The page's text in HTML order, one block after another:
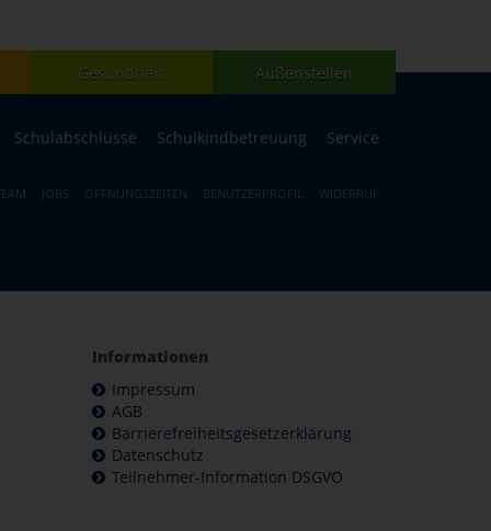
Gesundheit Außenstellen
Schulabschlüsse Schulkindbetreuung Service
JOBS ÖFFNUNGSZEITEN BENUTZERPROFIL WIDERRUF
Informationen
Impressum
AGB
Barrierefreiheitsgesetzerklärung
Datenschutz
Teilnehmer-Information DSGVO